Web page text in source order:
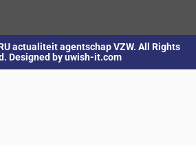
actualiteit agentschap VZW. All Rights
Designed by uwish-it.com